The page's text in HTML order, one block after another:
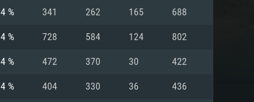
% 341 262 165 688
% 728 584 124 802
% 472 370 30 422
% 404 330 36 436